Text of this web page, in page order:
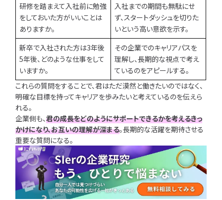
研修を踏まえて入社前に勉強
をしておいた方がいいことは
ありますか。
入社までの期間も無駄にせ
ず、スタートダッシュを切りた
いという高い意欲を示す。
新卒で入社された方は3年後
5年後、どのような仕事をして
いますか。
その企業でのキャリアパスを
理解し、長期的な視点で考え
ているのをアピールする。
これらの質問をすることで、君はただ漠然と働きたいのではなく、
明確な目標を持ってキャリアを歩みたいと考えているのを伝えら
れる。
企業側も、君の成長をどのようにサポートできるかを考えるきっ
かけになり、お互いの理解が深まる。長期的な活躍を期待させる
重要な質問になる。